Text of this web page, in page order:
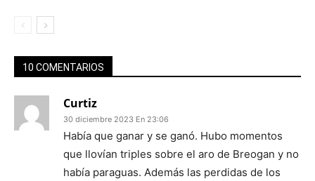
10 COMENTARIOS
Curtiz
30 diciembre 2023 En 23:06
Había que ganar y se ganó. Hubo momentos
que llovían triples sobre el aro de Breogan y no
había paraguas. Además las perdidas de los